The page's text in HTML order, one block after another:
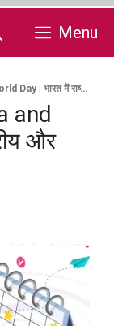
Menu
और अंतर्राष्ट्रीय दिवस
and
और